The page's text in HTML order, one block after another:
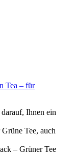
Tea – für
Ihnen ein
Tee, auch
– Grüner Tee